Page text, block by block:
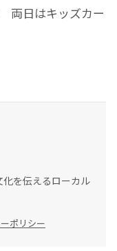
両日はキッズカー
を伝えるローカル
ポリシー